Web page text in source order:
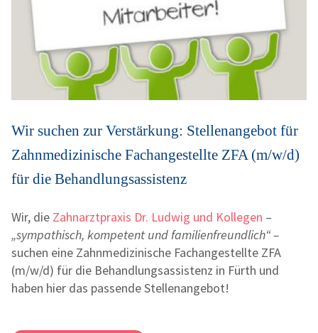
Wir suchen zur Verstärkung: Stellenangebot für
Zahnmedizinische Fachangestellte ZFA (m/w/d)
für die Behandlungsassistenz
Wir, die Zahnarztpraxis Dr. Ludwig und Kollegen –
„sympathisch, kompetent und familienfreundlich“ –
suchen eine Zahnmedizinische Fachangestellte ZFA
(m/w/d) für die Behandlungsassistenz in Fürth und
haben hier das passende Stellenangebot!